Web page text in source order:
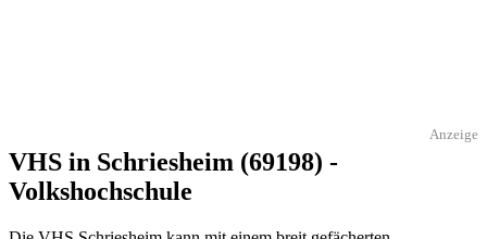
Anzeige
VHS in Schriesheim (69198) -
Volkshochschule